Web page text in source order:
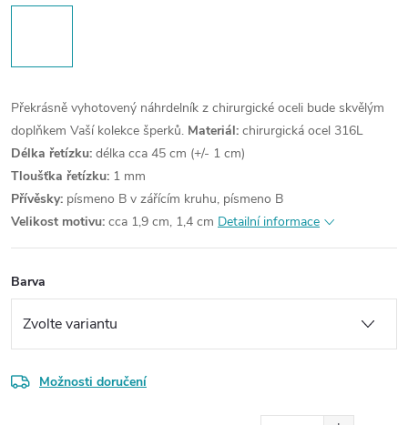
Překrásně vyhotovený náhrdelník z chirurgické oceli bude skvělým
doplňkem Vaší kolekce šperků. Materiál: chirurgická ocel 316L
Délka řetízku: délka cca 45 cm (+/- 1 cm)
Tloušťka řetízku: 1 mm
Přívěsky: písmeno B v zářícím kruhu, písmeno B
Velikost motivu: cca 1,9 cm, 1,4 cm Detailní informace
Barva
Možnosti doručení